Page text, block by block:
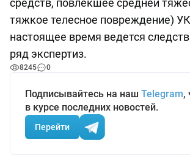
средств, повлекшее средней
тяжкое телесное повреждение)
настоящее время ведется
ряд экспертиз.
8245 0
Подписывайтесь на наш Telegram,
в курсе последних новостей.
Перейти